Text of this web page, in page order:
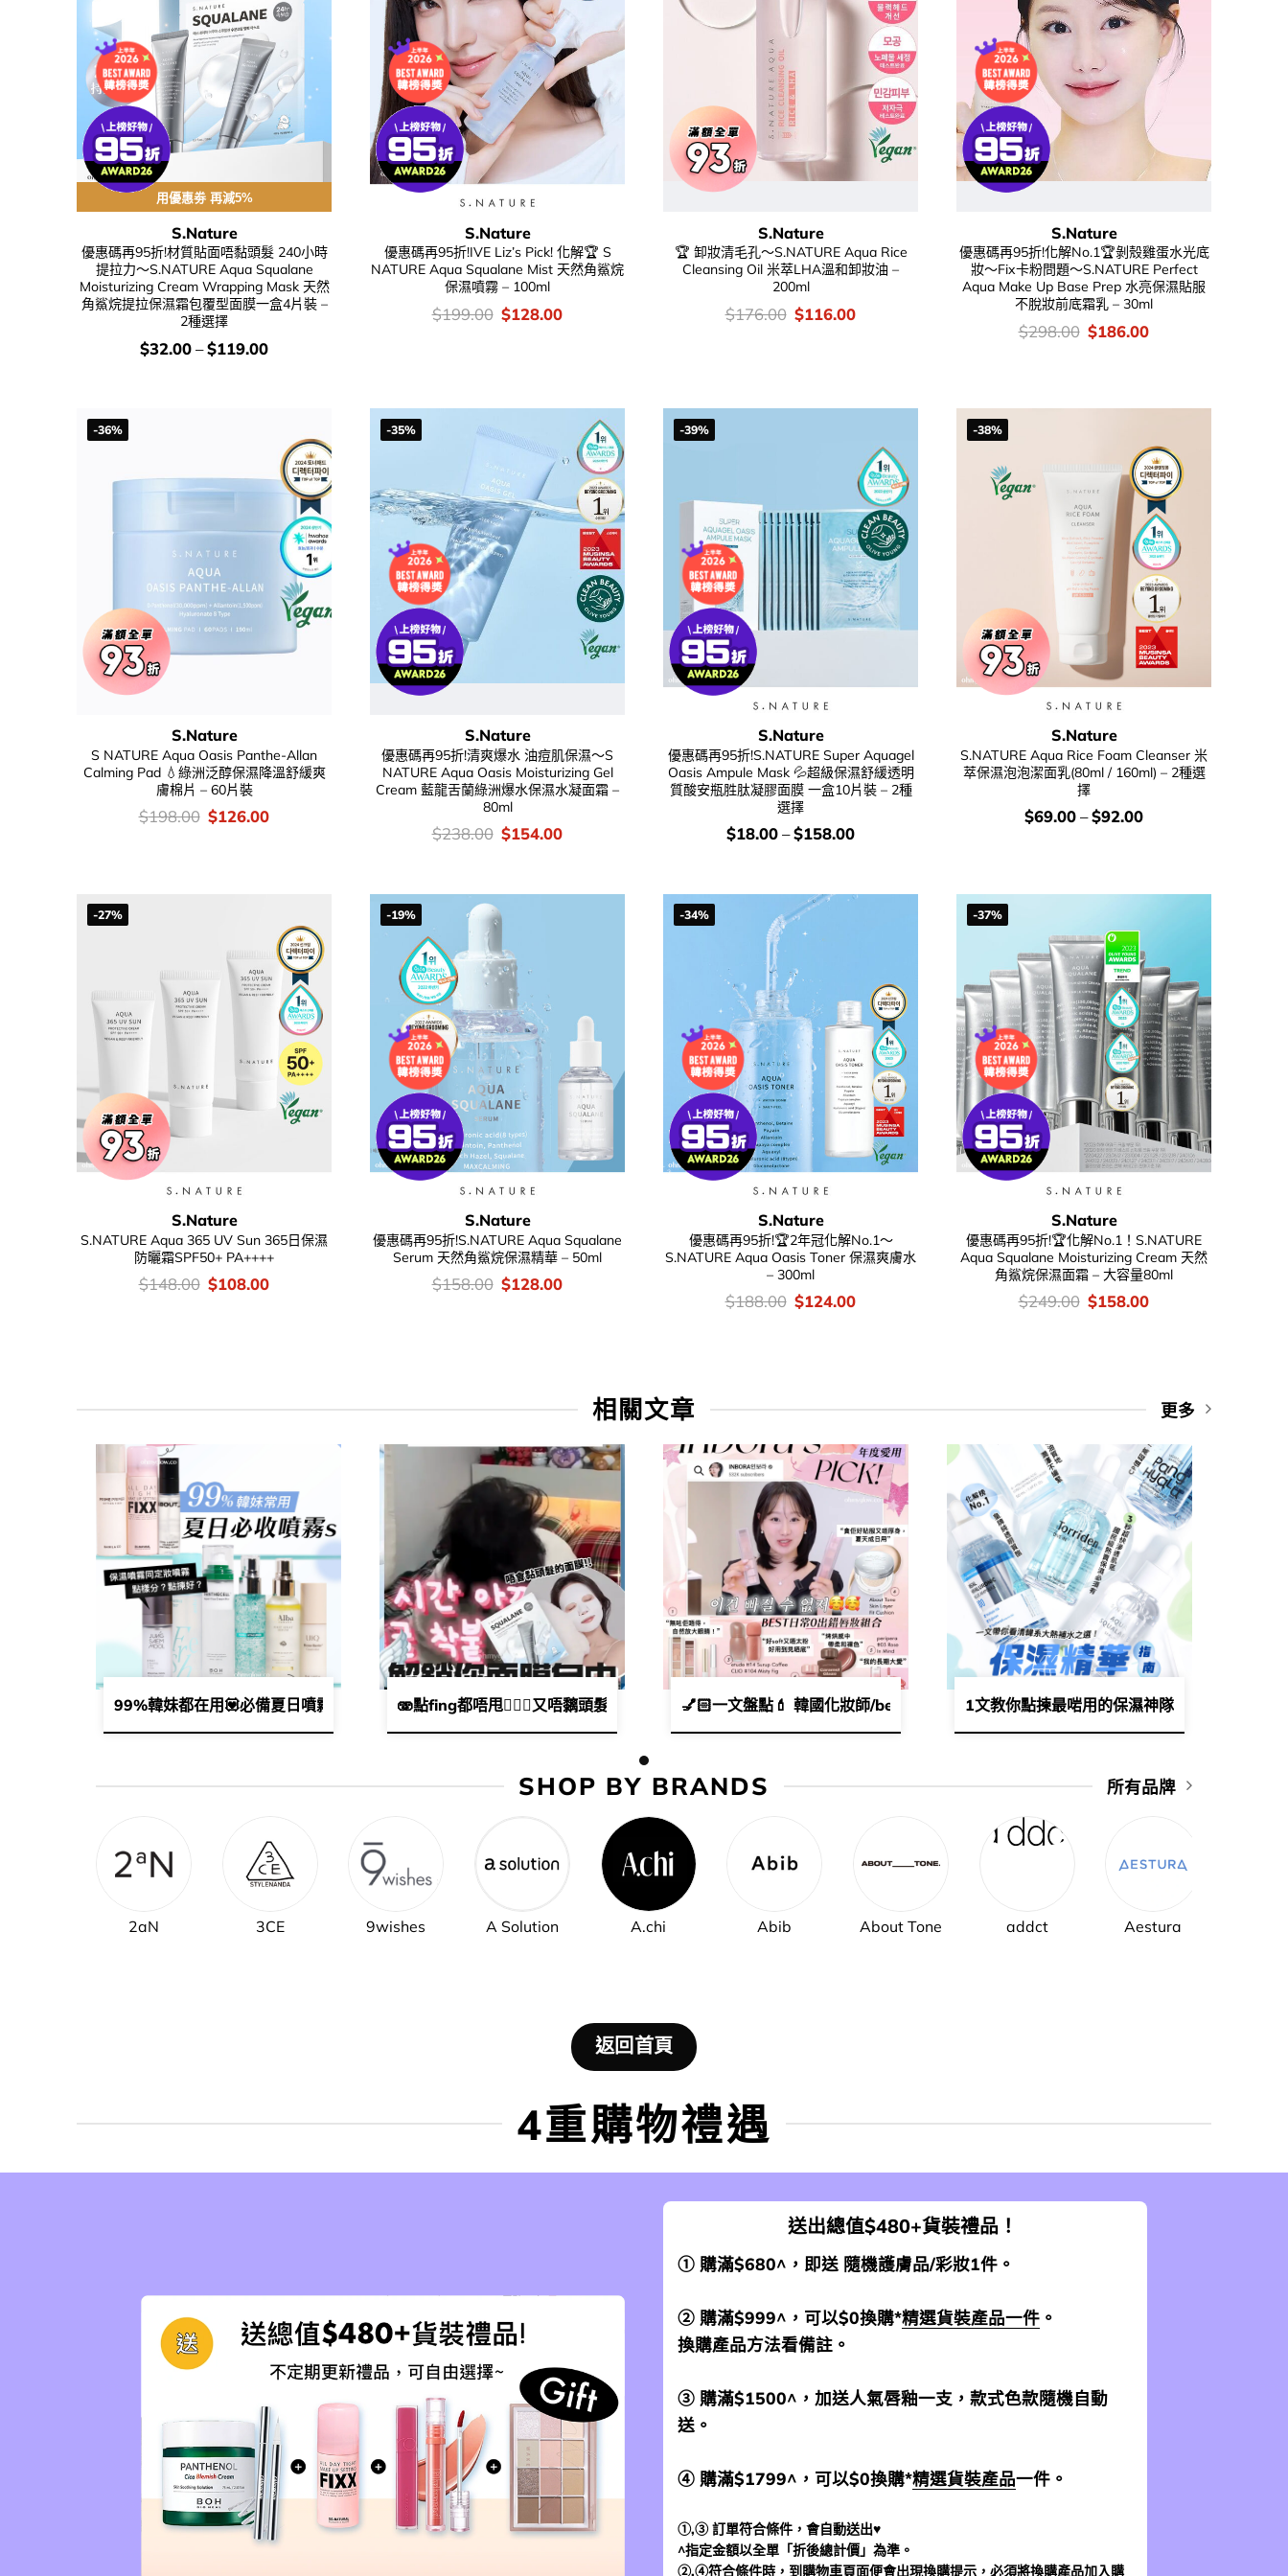
用優惠劵 再減5%
S.Nature
優惠碼再95折!材質貼面唔黏頭髮 240小時
提拉力～S.NATURE Aqua Squalane
Moisturizing Cream Wrapping Mask 天然
角鯊烷提拉保濕霜包覆型面膜一盒4片裝 –
2種選擇
價
錢：
$32.00–$119.00
S.Nature
優惠碼再95折!IVE Liz’s Pick! 化解🏆 S
NATURE Aqua Squalane Mist 天然角鯊烷
保濕噴霧 – 100ml
價
錢：
$199.00 Original
price
$128.00Current
S.Nature
🏆 卸妝清毛孔～S.NATURE Aqua Rice
Cleansing Oil 米萃LHA溫和卸妝油 –
200ml
價
錢：
$176.00 Original
price
$116.00Current
S.Nature
優惠碼再95折!化解No.1🏆剝殼雞蛋水光底
妝～Fix卡粉問題～S.NATURE Perfect
Aqua Make Up Base Prep 水亮保濕貼服
不脫妝前底霜乳 – 30ml
價
錢：
$298.00 Original
price
$186.00Current
-36%
S.Nature
S NATURE Aqua Oasis Panthe-Allan
Calming Pad 💧綠洲泛醇保濕降溫舒緩爽
膚棉片 – 60片裝
價
錢：
$198.00 Original
price
$126.00Current
-35%
S.Nature
優惠碼再95折!清爽爆水 油痘肌保濕～S
NATURE Aqua Oasis Moisturizing Gel
Cream 藍龍舌蘭綠洲爆水保濕水凝面霜 –
80ml
價
錢：
$238.00 Original
price
$154.00Current
-39%
S.Nature
優惠碼再95折!S.NATURE Super Aquagel
Oasis Ampule Mask 💦超級保濕舒緩透明
質酸安瓶胜肽凝膠面膜 一盒10片裝 – 2種
選擇
價
錢：
$18.00–$158.00
-38%
S.Nature
S.NATURE Aqua Rice Foam Cleanser 米
萃保濕泡泡潔面乳(80ml / 160ml) – 2種選
擇
價
錢：
$69.00–$92.00
-27%
S.Nature
S.NATURE Aqua 365 UV Sun 365日保濕
防曬霜SPF50+ PA++++
價
錢：
$148.00 Original
price
$108.00Current
-19%
S.Nature
優惠碼再95折!S.NATURE Aqua Squalane
Serum 天然角鯊烷保濕精華 – 50ml
價
錢：
$158.00 Original
price
$128.00Current
-34%
S.Nature
優惠碼再95折!🏆2年冠化解No.1～
S.NATURE Aqua Oasis Toner 保濕爽膚水
– 300ml
價
錢：
$188.00 Original
price
$124.00Current
-37%
S.Nature
優惠碼再95折!🏆化解No.1！S.NATURE
Aqua Squalane Moisturizing Cream 天然
角鯊烷保濕面霜 – 大容量80ml
價
錢：
$249.00 Original
price
$158.00Current
相關文章 更多
99%韓妹都在用💟​必備夏日噴霧s🌞💦​ | 保濕噴霧同定妝噴霧有咩唔同​🤔❓​一文教你睇清噴霧屬性💨​
🫨點fing都唔甩🙆🏻‍♀️​又唔黐頭髮面膜你見過未( ◠‿◠ ) .ᐟ ​​threads爆紅銀管保濕天才霜🩶推出最新面膜版👀​🌟​
💅🏻一文盤點💄 韓國化妝師/beauty blogger們2025年度愛用 👩🏻‍🏫🎀
1文教你點揀最啱用的保濕神隊友💙！保濕又
SHOP BY BRANDS 所有品牌
2aN 3CE 9wishes A Solution A.chi Abib About Tone addct Aestura
返回首頁
4重購物禮遇
送出總值$480+貨裝禮品！
① 購滿$680^，即送 隨機護膚品/彩妝1件。
② 購滿$999^，可以$0換購*精選貨裝產品一件 。
換購產品方法看備註。
③ 購滿$1500^，加送人氣唇釉一支，款式色款隨機自動
送。
④ 購滿$1799^，可以$0換購*精選貨裝產品一件。
①,③ 訂單符合條件，會自動送出♥
^指定金額以全單「折後總計價」為準。
②,④符合條件時，到 購物車頁面便會出現換購提示，必須將換購產品加入購